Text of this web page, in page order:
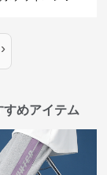
›
めアイテム